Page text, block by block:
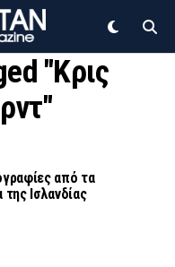
"Κρις
από τα
Ισλανδίας